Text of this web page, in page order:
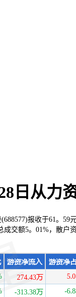
日从力
报收于61。59
交额5。01%，散户